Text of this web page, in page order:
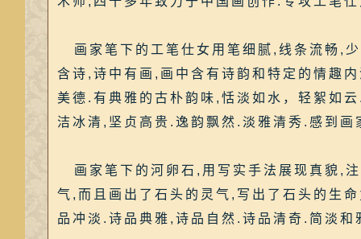
画家笔下的工笔仕女用笔细腻,线条流畅,
含诗,诗中有画,画中含有诗韵和特定的情趣
美德.有典雅的古朴韵味,恬淡如水，轻絮如
洁冰清,坚贞高贵.逸韵飘然.淡雅清秀.感到
画家笔下的河卵石,用写实手法展现真貌,
气,而且画出了石头的灵气,写出了石头的生
品冲淡.诗品典雅,诗品自然.诗品清奇.简淡